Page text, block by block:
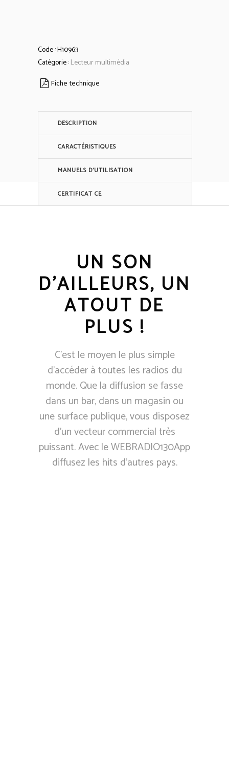
Code :H10963
Catégorie :Lecteur multimédia
Fiche technique
DESCRIPTION
CARACTÉRISTIQUES
MANUELS D'UTILISATION
CERTIFICAT CE
UN SON
D'AILLEURS, UN
ATOUT DE
PLUS !
C'est le moyen le plus simple
d’accéder à toutes les radios du
monde. Que la diffusion se fasse
dans un bar, dans un magasin ou
une surface publique, vous disposez
d'un vecteur commercial très
puissant. Avec le WEBRADIO130App
diffusez les hits d'autres pays.